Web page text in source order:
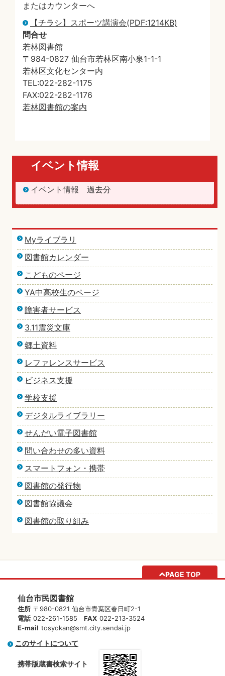
またはカウンターへ
【チラシ】スポーツ講演会(PDF:1214KB)
問合せ
若林図書館
〒984-0827 仙台市若林区南小泉1-1-1
若林区文化センター内
TEL:022-282-1175
FAX:022-282-1176
若林図書館の案内
イベント情報
イベント情報 過去分
Myライブラリ
図書館カレンダー
こどものページ
YA中高校生のページ
障害者サービス
3.11震災文庫
郷土資料
レファレンスサービス
ビジネス支援
学校支援
デジタルライブラリー
せんだい電子図書館
問い合わせの多い資料
スマートフォン・携帯
図書館の発行物
図書館協議会
図書館の取り組み
PAGE TOP
仙台市民図書館
住所 〒980-0821 仙台市青葉区春日町2-1
電話 022-261-1585 FAX 022-213-3524
E-mail tosyokan@smt.city.sendai.jp
このサイトについて
携帯版蔵書検索サイト